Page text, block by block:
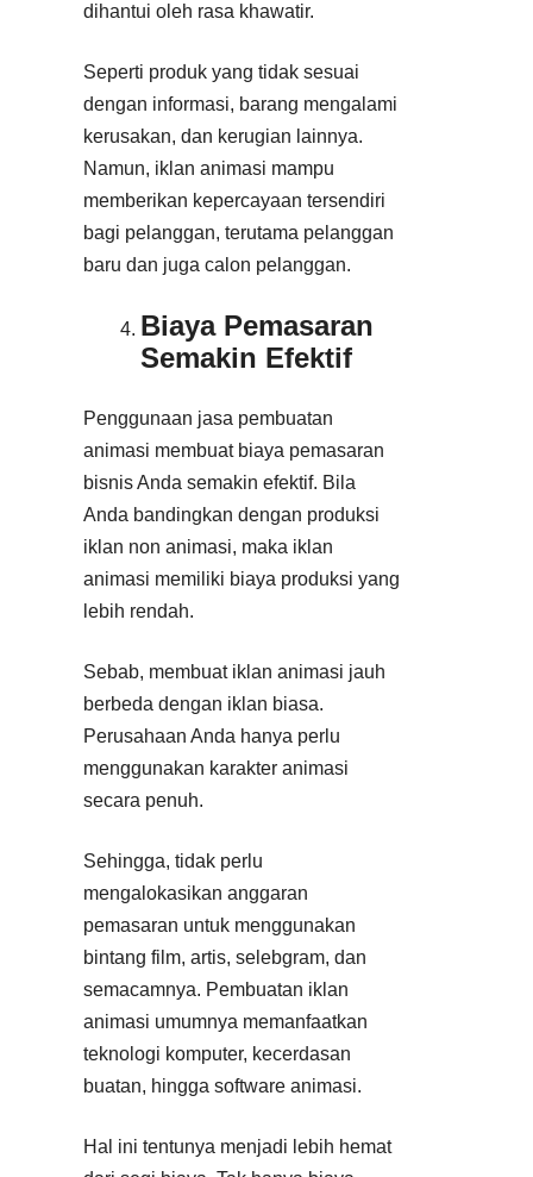
dihantui oleh rasa khawatir.
Seperti produk yang tidak sesuai
dengan informasi, barang mengalami
kerusakan, dan kerugian lainnya.
Namun, iklan animasi mampu
memberikan kepercayaan tersendiri
bagi pelanggan, terutama pelanggan
baru dan juga calon pelanggan.
Biaya Pemasaran
Semakin Efektif
Penggunaan jasa pembuatan
animasi membuat biaya pemasaran
bisnis Anda semakin efektif. Bila
Anda bandingkan dengan produksi
iklan non animasi, maka iklan
animasi memiliki biaya produksi yang
lebih rendah.
Sebab, membuat iklan animasi jauh
berbeda dengan iklan biasa.
Perusahaan Anda hanya perlu
menggunakan karakter animasi
secara penuh.
Sehingga, tidak perlu
mengalokasikan anggaran
pemasaran untuk menggunakan
bintang film, artis, selebgram, dan
semacamnya. Pembuatan iklan
animasi umumnya memanfaatkan
teknologi komputer, kecerdasan
buatan, hingga software animasi.
Hal ini tentunya menjadi lebih hemat